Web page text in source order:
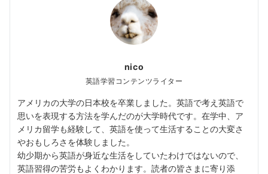
nico
英語学習コンテンツライター
アメリカの大学の日本校を卒業しました。英語で考え英語で
思いを表現する方法を学んだのが大学時代です。在学中、ア
メリカ留学も経験して、英語を使って生活することの大変さ
やおもしろさを体験しました。
幼少期から英語が身近な生活をしていたわけではないので、
英語習得の苦労もよくわかります。読者の皆さまに寄り添